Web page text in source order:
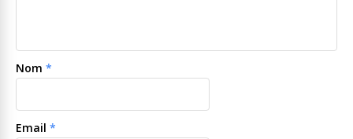
Nom *
Email *